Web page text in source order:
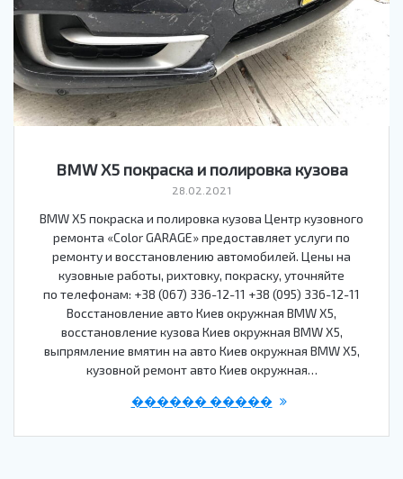
BMW X5 покраска и полировка кузова
28.02.2021
BMW X5 покраска и полировка кузова Центр кузовного
ремонта «Color GARAGE» предоставляет услуги по
ремонту и восстановлению автомобилей. Цены на
кузовные работы, рихтовку, покраску, уточняйте
по телефонам: +38 (067) 336-12-11 +38 (095) 336-12-11
Восстановление авто Киев окружная BMW X5,
восстановление кузова Киев окружная BMW X5,
выпрямление вмятин на авто Киев окружная BMW X5,
кузовной ремонт авто Киев окружная…
������ �����